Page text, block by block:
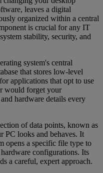
leaves a digital
organized within a central
is crucial for any IT
stability, security, and
system's central
that stores low-level
applications that opt to use
would forget your
hardware details every
of data points, known as
PC looks and behaves. It
opens a specific file type to
configurations. Its
a careful, expert approach.